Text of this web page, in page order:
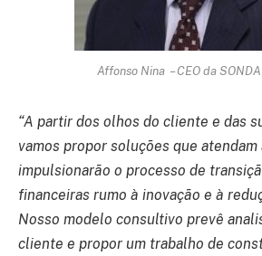
Affonso Nina – CEO da
“A partir dos olhos do cliente e das
vamos propor soluções que atendam
impulsionarão o processo de
financeiras rumo à inovação e à
Nosso modelo consultivo prevê
cliente e propor um trabalho de